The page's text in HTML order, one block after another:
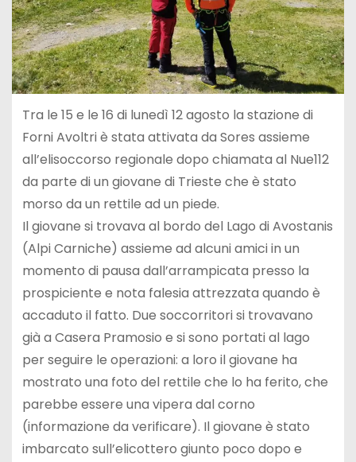
Tra le 15 e le 16 di lunedì 12 agosto la stazione di
Forni Avoltri è stata attivata da Sores assieme
all’elisoccorso regionale dopo chiamata al Nue112
da parte di un giovane di Trieste che è stato
morso da un rettile ad un piede.
Il giovane si trovava al bordo del Lago di Avostanis
(Alpi Carniche) assieme ad alcuni amici in un
momento di pausa dall’arrampicata presso la
prospiciente e nota falesia attrezzata quando è
accaduto il fatto. Due soccorritori si trovavano
già a Casera Pramosio e si sono portati al lago
per seguire le operazioni: a loro il giovane ha
mostrato una foto del rettile che lo ha ferito, che
parebbe essere una vipera dal corno
(informazione da verificare). Il giovane è stato
imbarcato sull’elicottero giunto poco dopo e